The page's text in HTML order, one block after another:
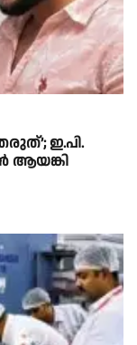
ഇ.പി.
ആയങ്കി